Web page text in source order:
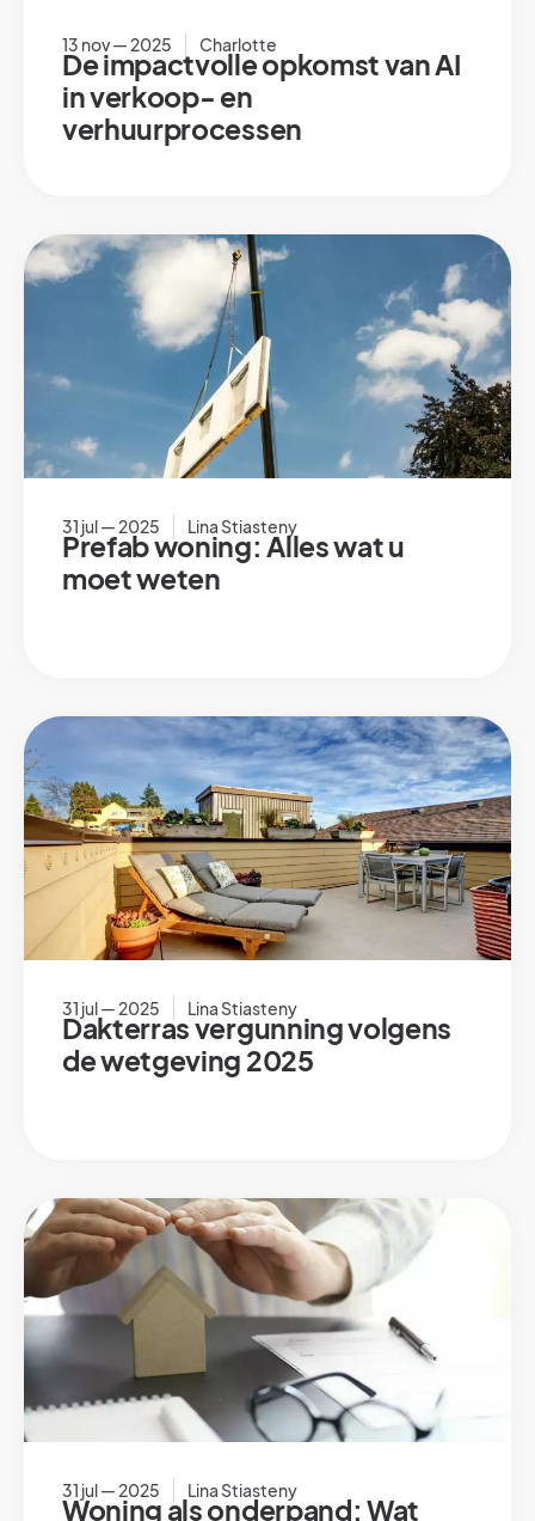
13 nov — 2025 Charlotte
De impactvolle opkomst van AI
in verkoop- en
verhuurprocessen
31 jul — 2025 Lina Stiasteny
Prefab woning: Alles wat u
moet weten
31 jul — 2025 Lina Stiasteny
Dakterras vergunning volgens
de wetgeving 2025
31 jul — 2025 Lina Stiasteny
Woning als onderpand: Wat